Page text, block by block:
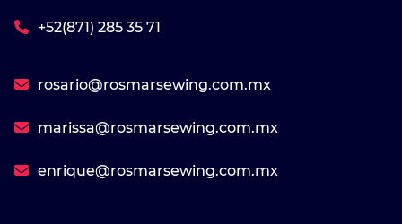
+52(871) 285 35 71
rosario@rosmarsewing.com.mx
marissa@rosmarsewing.com.mx
enrique@rosmarsewing.com.mx